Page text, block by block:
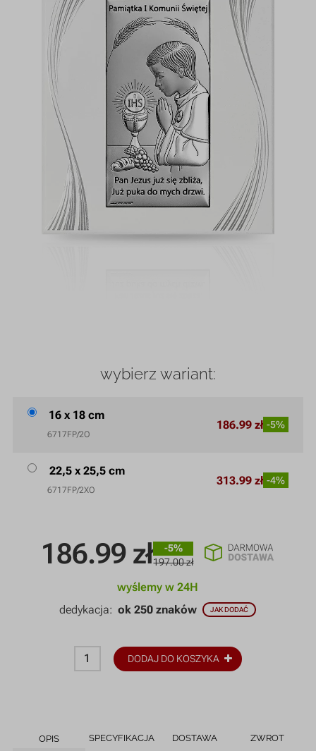
186.99 zł
-5%
197.00 zł
wyślemy w 24H
dedykacja:ok 250 znaków JAK DODAĆ
DODAJ DO KOSZYKA
wybierz wariant:
16 x 18 cm
6717FP/2O
186.99 zł -5%
22,5 x 25,5 cm
6717FP/2XO
313.99 zł -4%
OPIS SPECYFIKACJA DOSTAWA ZWROT